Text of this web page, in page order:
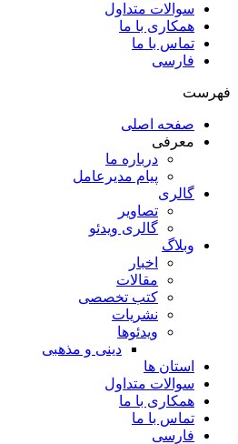
سوالات متداول
همکاری با ما
تماس با ما
فارسی
فهرست
صفحه اصلی
معرفی
درباره ما
پیام مدیرعامل
گالری
تصاویر
گالری ویدئو
وبلاگ
اخبار
مقالات
کتب تخصصی
نشریات
ویدئوها
دینی و مذهبی
استان ها
سوالات متداول
همکاری با ما
تماس با ما
فارسی